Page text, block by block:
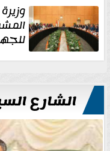
الشارع